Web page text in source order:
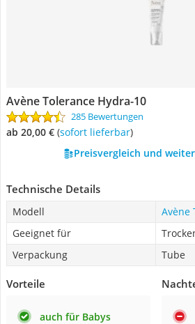
Avène Tolerance Hydra-10
285 Bewertungen
ab 20,00 € ( Sofort lieferbar)
Preisvergleich und
Technische Details
Modell
Avène
Geeignet für
Verpackung
Tube
Vorteile
auch für Babys